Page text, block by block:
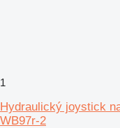
1
Hydraulický joystick
WB97r-2